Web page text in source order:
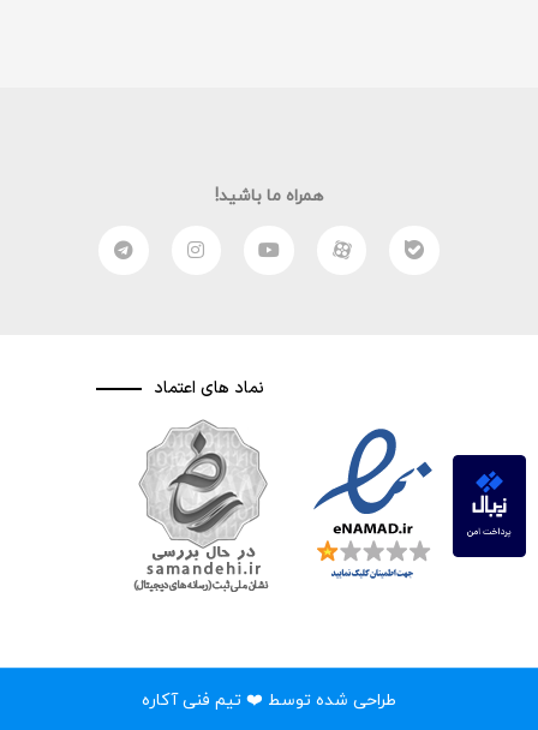
همراه ما باشید!
نماد های اعتماد
طراحی شده توسط ❤️ تیم فنی آکاره